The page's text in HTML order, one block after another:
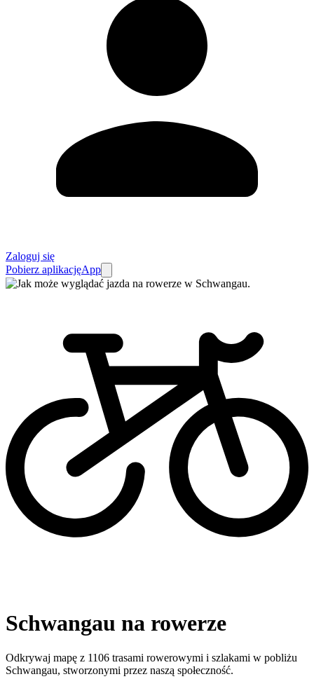
Zaloguj się
Pobierz aplikacjęApp
Schwangau na rowerze
Odkrywaj mapę z 1106 trasami rowerowymi i szlakami w pobliżu
Schwangau, stworzonymi przez naszą społeczność.